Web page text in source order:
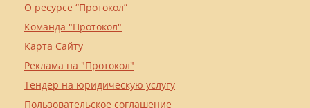
О ресурсе “Протокол”
Команда "Протокол"
Карта Сайту
Реклама на "Протокол"
Тендер на юридическую услугу
Пользовательское соглашение